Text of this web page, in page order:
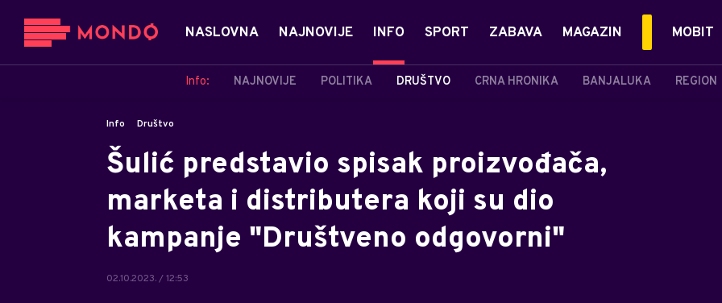
NASLOVNA NAJNOVIJE INFO
Info: NAJNOVIJE POLITIKA DRUŠTVO CRNA HRONIKA BANJALUKA REGION
SPORT ZABAVA MAGAZIN MOBIT
Info Društvo
Šulić predstavio spisak proizvođača,
marketa i distributera koji su dio
kampanje "Društveno odgovorni"
02.10.2023. / 12:53